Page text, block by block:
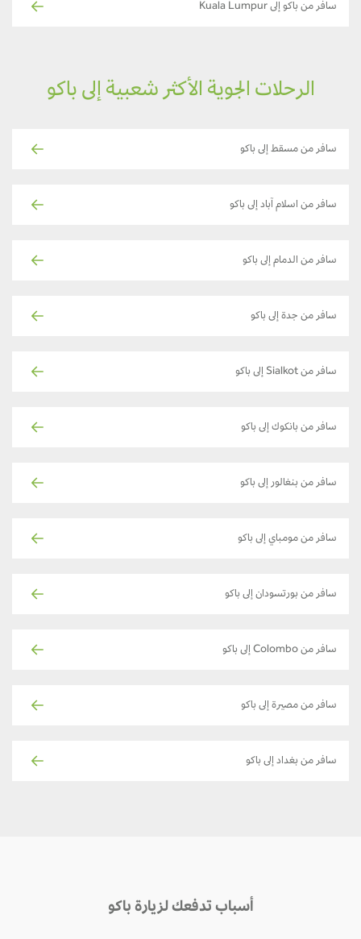
سافر من باكو إلى Kuala Lumpur
الرحلات الجوية الأكثر شعبية إلى باكو
سافر من مسقط إلى باكو
سافر من اسلام آباد إلى باكو
سافر من الدمام إلى باكو
سافر من جدة إلى باكو
سافر من Sialkot إلى باكو
سافر من بانكوك إلى باكو
سافر من بنغالور إلى باكو
سافر من مومباي إلى باكو
سافر من بورتسودان إلى باكو
سافر من Colombo إلى باكو
سافر من مصيرة إلى باكو
سافر من بغداد إلى باكو
أسباب تدفعك لزيارة باكو